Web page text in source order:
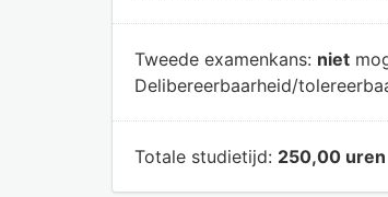
Tweede examenkans: niet
Delibereerbaarheid/
Totale studietijd: 250,00 uren